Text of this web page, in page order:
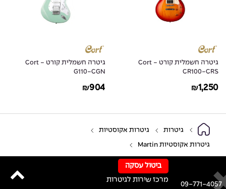
גיטרה חשמלית קורט - Cort
CR100-CRS
₪1,250
גיטרה חשמלית קורט - Cort
G110-CGN
₪904
גיטרות גיטרות אקוסטיות
גיטרות אקוסטיות Martin
09-771-4057
ביטול עסקה
מרכז שירות לגיטרות